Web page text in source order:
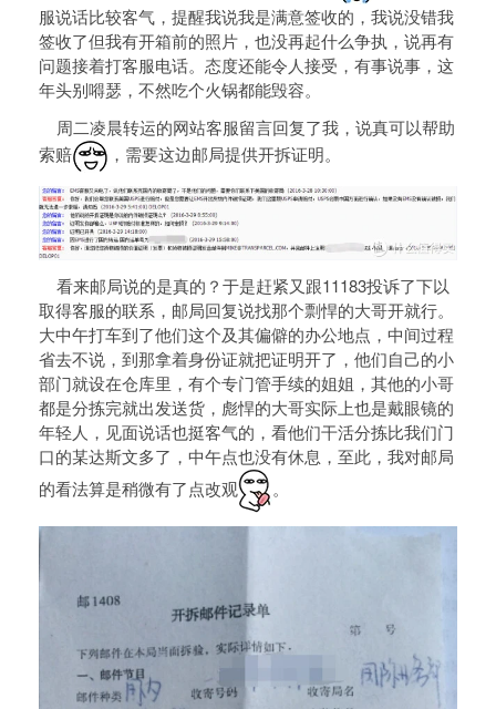
服说话比较客气，提醒我说我是满意签收的，我说没错我
签收了但我有开箱前的照片，也没再起什么争执，说再有
问题接着打客服电话。态度还能令人接受，有事说事，这
年头别嘚瑟，不然吃个火锅都能毁容。
周二凌晨转运的网站客服留言回复了我，说真可以帮助
索赔
，需要这边邮局提供开拆证明。
看来邮局说的是真的？于是赶紧又跟11183投诉了下以
取得客服的联系，邮局回复说找那个剽悍的大哥开就行。
大中午打车到了他们这个及其偏僻的办公地点，中间过程
省去不说，到那拿着身份证就把证明开了，他们自己的小
部门就设在仓库里，有个专门管手续的姐姐，其他的小哥
都是分拣完就出发送货，彪悍的大哥实际上也是戴眼镜的
年轻人，见面说话也挺客气的，看他们干活分拣比我们门
口的某达斯文多了，中午点也没有休息，至此，我对邮局
的看法算是稍微有了点改观
。